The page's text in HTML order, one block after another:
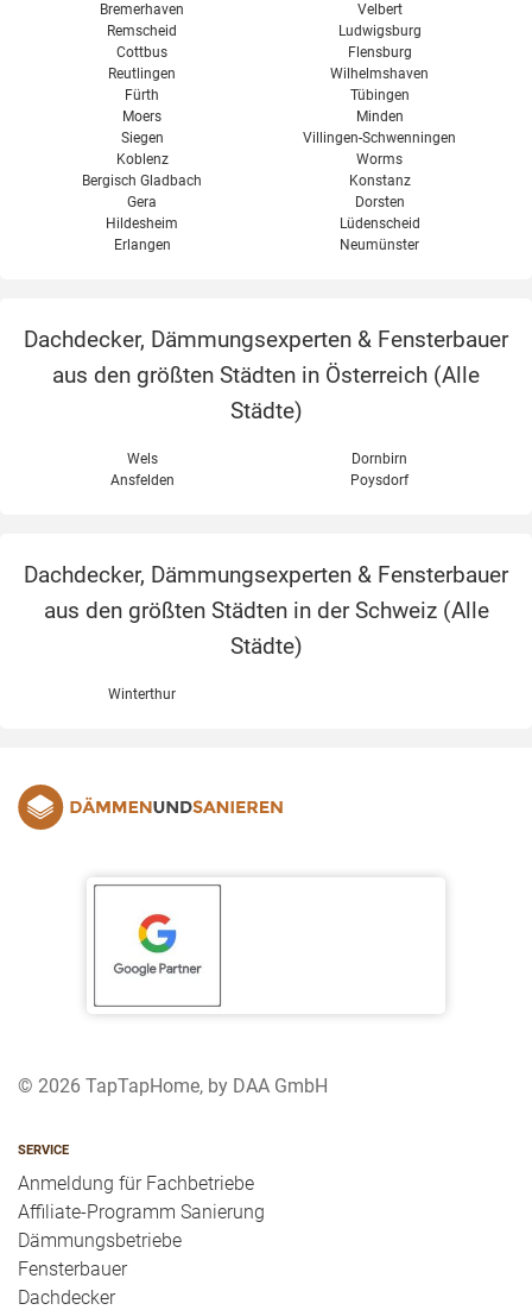
Bremerhaven
Remscheid
Cottbus
Reutlingen
Fürth
Moers
Siegen
Koblenz
Bergisch Gladbach
Gera
Hildesheim
Erlangen
Velbert
Ludwigsburg
Flensburg
Wilhelmshaven
Tübingen
Minden
Villingen-Schwenningen
Worms
Konstanz
Dorsten
Lüdenscheid
Neumünster
Dachdecker, Dämmungsexperten & Fensterbauer
aus den größten Städten in Österreich (Alle
Städte)
Wels
Dornbirn
Ansfelden
Poysdorf
Dachdecker, Dämmungsexperten & Fensterbauer
aus den größten Städten in der Schweiz (Alle
Städte)
Winterthur
© 2026 TapTapHome, by DAA GmbH
SERVICE
Anmeldung für Fachbetriebe
Affiliate-Programm Sanierung
Dämmungsbetriebe
Fensterbauer
Dachdecker